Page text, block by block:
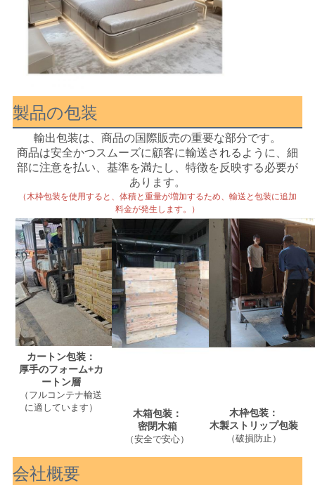
製品の包装
輸出包装は、商品の国際販売の重要な部分です。
商品は安全かつスムーズに顧客に輸送されるように、細
部に注意を払い、基準を満たし、特徴を反映する必要が
あります。
（木枠包装を使用すると、体積と重量が増加するため、輸送と包装に追加
料金が発生します。）
カートン包装：
厚手のフォーム+カ
ートン層
（フルコンテナ輸送
に適しています）
木箱包装：
密閉木箱
（安全で安心）
木枠包装：
木製ストリップ包装
（破損防止 ）
会社概要